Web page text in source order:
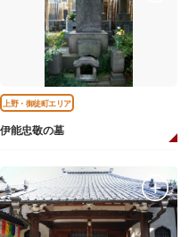
上野・御徒町エリア
伊能忠敬の墓